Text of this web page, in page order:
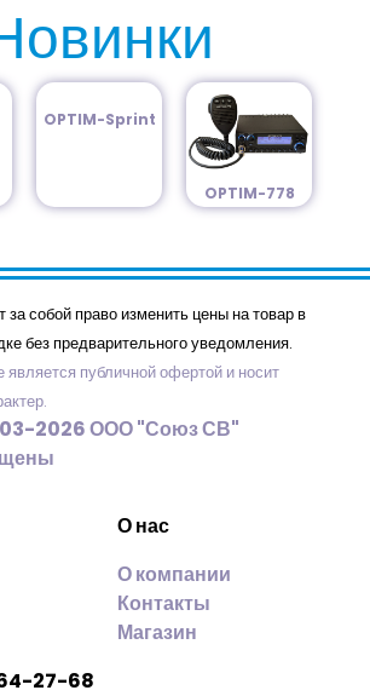
OPTIM-Sprint
OPTIM-778
за собой право изменить цены на товар в
без предварительного уведомления.
публичной офертой и носит
2026 ООО "Союз СВ"
О нас
О компании
Контакты
Магазин
27-68